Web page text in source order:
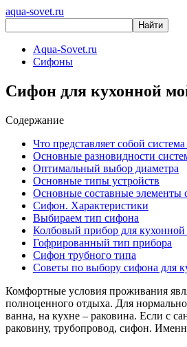
aqua-sovet.ru
Aqua-Sovet.ru
Сифоны
Сифон для кухонной
Содержание
Что представляет собой система
Основные разновидности
Оптимальный выбор диаметра
Основные типы устройств
Основные составные элементы
Сифон. Характеристики
Выбираем тип сифона
Колбовый прибор для
Гофрированный тип прибора
Сифон трубного типа
Советы по выбору сифона для
Комфортные условия проживания
полноценного отдыха. Для
ванна, на кухне – раковина. Если с
раковину, трубопровод, сифон.